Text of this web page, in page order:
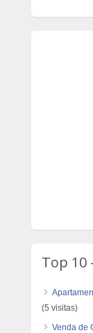
Top 10
(5 visitas)
Venda de